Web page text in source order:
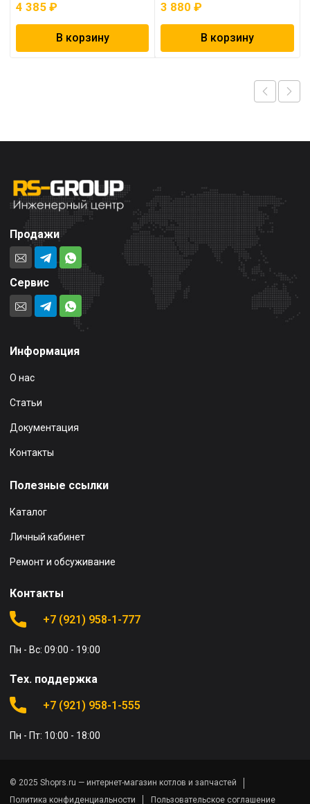
4 385 ₽
В корзину
3 880₽
В корзину
Продажи
Сервис
Информация
О нас
Статьи
Документация
Контакты
Полезные ссылки
Каталог
Личный кабинет
Ремонт и обсуживание
Контакты
+7 (921) 958-1-777
Пн - Вс: 09:00 - 19:00
Тех. поддержка
+7 (921) 958-1-555
Пн - Пт: 10:00 - 18:00
© 2025 Shoprs.ru — интернет-магазин котлов и запчастей
Политика конфиденциальности
Пользовательское соглашение